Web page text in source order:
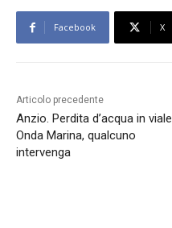
Facebook X
Articolo precedente
Anzio. Perdita d’acqua in viale
Onda Marina, qualcuno
intervenga